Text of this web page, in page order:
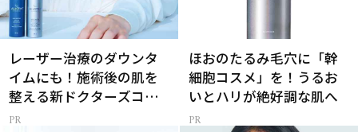
レーザー治療のダウンタ
イムにも！施術後の肌を
整える新ドクターズコス
メ
ほおのたるみ毛穴に「幹
細胞コスメ」を！うるお
いとハリが絶好調な肌へ